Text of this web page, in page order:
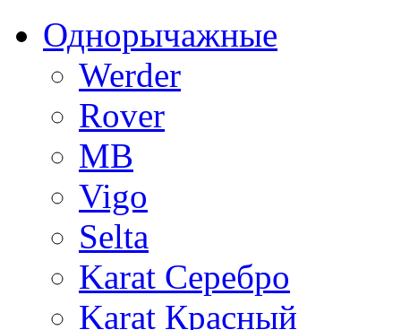
Однорычажные
Werder
Rover
MB
Vigo
Selta
Karat Серебро
Karat Красный